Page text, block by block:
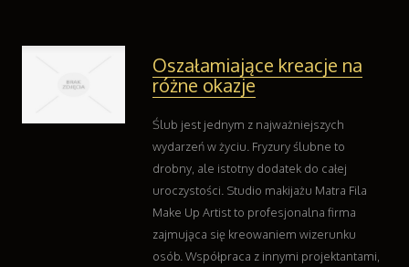
Oszałamiające kreacje na
różne okazje
Ślub jest jednym z najważniejszych
wydarzeń w życiu. Fryzury ślubne to
drobny, ale istotny dodatek do całej
uroczystości. Studio makijażu Matra Fila
Make Up Artist to profesjonalna firma
zajmująca się kreowaniem wizerunku
osób. Współpraca z innymi projektantami,